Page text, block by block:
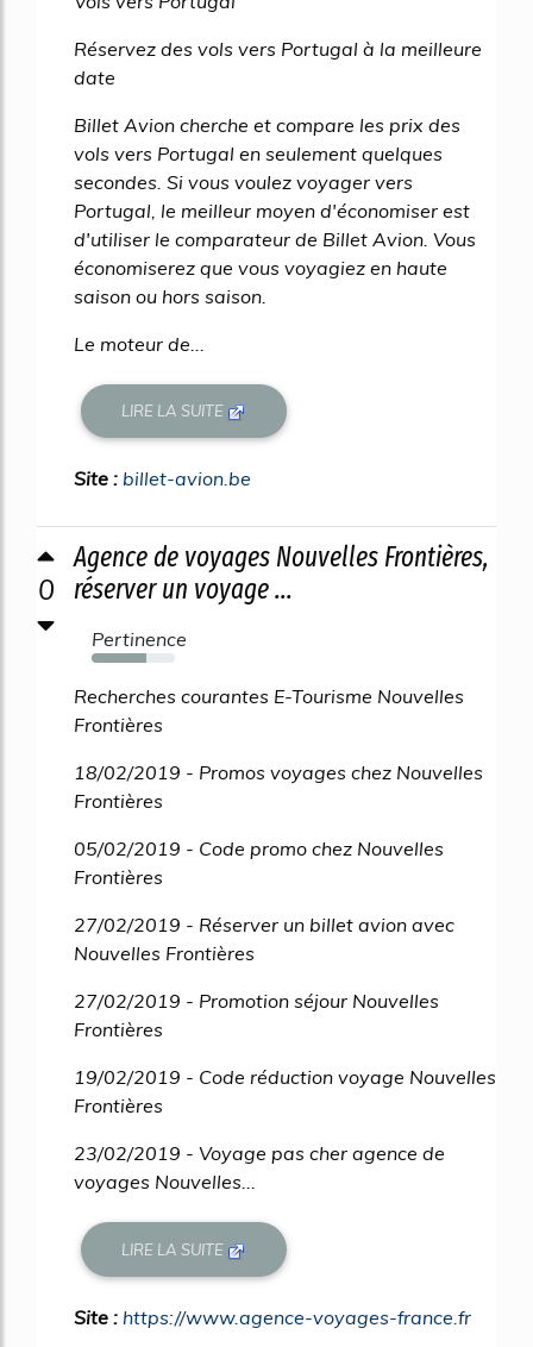
Réservez des vols vers Portugal à la meilleure
date
Billet Avion cherche et compare les prix des
vols vers Portugal en seulement quelques
secondes. Si vous voulez voyager vers
Portugal, le meilleur moyen d'économiser est
d'utiliser le comparateur de Billet Avion. Vous
économiserez que vous voyagiez en haute
saison ou hors saison.
Le moteur de...
LIRE LA SUITE
Site : billet-avion.be
0
Agence de voyages Nouvelles Frontières,
réserver un voyage ...
Pertinence
66%
Recherches courantes E-Tourisme Nouvelles
Frontières
18/02/2019 - Promos voyages chez Nouvelles
Frontières
05/02/2019 - Code promo chez Nouvelles
Frontières
27/02/2019 - Réserver un billet avion avec
Nouvelles Frontières
27/02/2019 - Promotion séjour Nouvelles
Frontières
19/02/2019 - Code réduction voyage Nouvelles
Frontières
23/02/2019 - Voyage pas cher agence de
voyages Nouvelles...
LIRE LA SUITE
Site : https://www.agence-voyages-france.fr